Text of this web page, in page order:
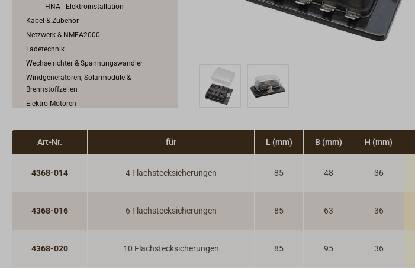
HNA - Elektroinstallation
Kabel & Zubehör
Netzwerk & NMEA2000
Ladetechnik
Wechselrichter & Spannungswandler
Windgeneratoren, Solarmodule &
Brennstoffzellen
Elektro-Motoren
Motorkühlung & Auspuffanlage
Motorenzubehör
Art-Nr. für L (mm) B (mm) H (mm)
4368-014 4 Flachstecksicherungen 85 48 36
4368-016 6 Flachstecksicherungen 85 63 36
4368-020 10 Flachstecksicherungen 85 95 36